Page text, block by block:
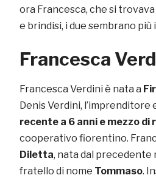
ora Francesca, che si
e brindisi, i due sembrano
Francesca
Francesca Verdini è nata a
Denis Verdini, l’imprenditore
recente a 6 anni e mezzo di
cooperativo fiorentino.
Diletta, nata dal
fratello di nome Tommaso.